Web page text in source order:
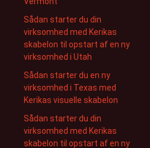
Sådan starter du din
virksomhed med Kerikas
skabelon til opstart af en ny
virksomhed i Utah
Sådan starter du en ny
virksomhed i Texas med
Kerikas visuelle skabelon
Sådan starter du din
virksomhed med Kerikas
skabelon til opstart af en ny